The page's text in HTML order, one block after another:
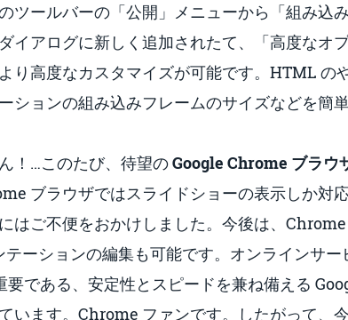
ツールバーの「公開」メニューから「組み込み
イアログに新しく追加されたて、「高度なオ
り高度なカスタマイズが可能です。HTML の
ションの組み込みフレームのサイズなどを簡
！…このたび、待望のGoogle Chrome ブラウ
ブラウザではスライドショーの表示しか対応
はご不便をおかけしました。今後は、
ーションの編集も可能です。オンラインサー
である、安定性とスピードを兼ね備える
います。Chrome ファンです。したがって、